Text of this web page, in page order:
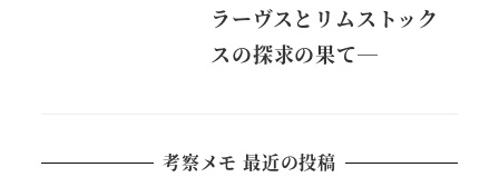
ラーヴスとリムストック
スの探求の果て―
考察メモ 最近の投稿